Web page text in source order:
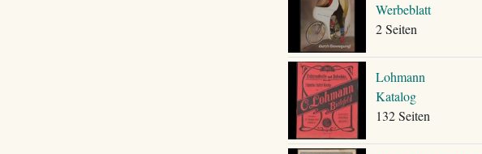
Werbeblatt
2 Seiten
Lohmann
Katalog
132 Seiten